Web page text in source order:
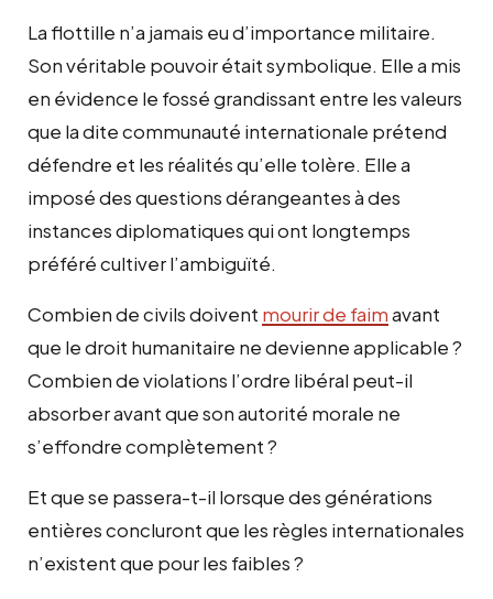
La flottille n’a jamais eu d’importance militaire.
Son véritable pouvoir était symbolique. Elle a mis
en évidence le fossé grandissant entre les valeurs
que la dite communauté internationale prétend
défendre et les réalités qu’elle tolère. Elle a
imposé des questions dérangeantes à des
instances diplomatiques qui ont longtemps
préféré cultiver l’ambiguïté.
Combien de civils doivent mourir de faimavant
que le droit humanitaire ne devienne applicable ?
Combien de violations l’ordre libéral peut-il
absorber avant que son autorité morale ne
s’effondre complètement ?
Et que se passera-t-il lorsque des générations
entières concluront que les règles internationales
n’existent que pour les faibles ?